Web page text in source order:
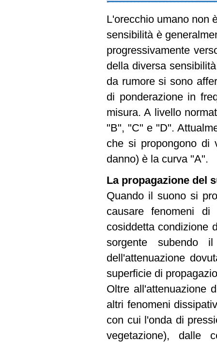
L'orecchio umano non
sensibilità è
progressivamente
della diversa
da rumore si sono
di ponderazione in
misura. A livello
"B", "C" e "D".
che si propongono di
danno) è la curva "A".
La propagazione del
Quando il suono si
causare fenomeni
cosiddetta condizione
sorgente subendo
dell'attenuazione
superficie di
Oltre all'attenuazione
altri fenomeni
con cui l'onda di
vegetazione), dalle